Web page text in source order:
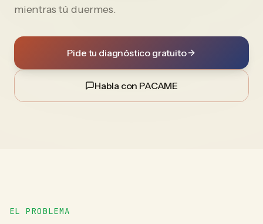
mientras tú duermes.
Pide tu diagnóstico gratuito
Habla con PACAME
EL PROBLEMA